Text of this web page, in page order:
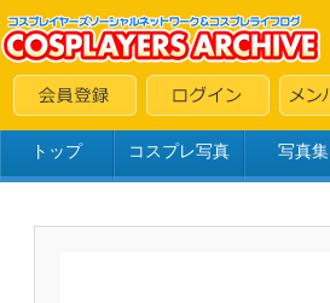
トップ コスプレ写真 写真集